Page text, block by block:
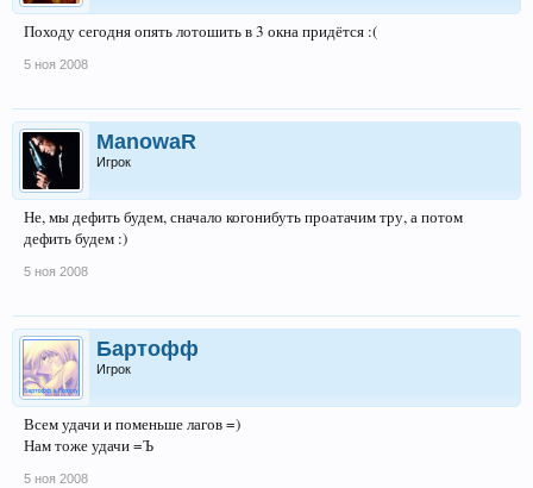
Походу сегодня опять лотошить в 3 окна придётся :(
5 ноя 2008
ManowaR
Игрок
Не, мы дефить будем, сначало когонибуть проатачим тру, а потом
дефить будем :)
5 ноя 2008
Бартофф
Игрок
Всем удачи и поменьше лагов =)
Нам тоже удачи =Ъ
5 ноя 2008